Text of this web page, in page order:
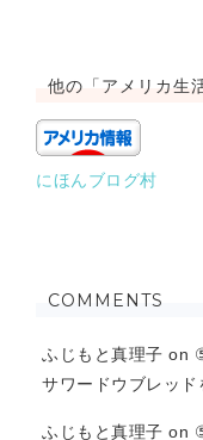
他の「アメリカ生
にほんブログ村
COMMENTS
ふじもと真理子 on
サワードウブレッド
ふじもと真理子 on